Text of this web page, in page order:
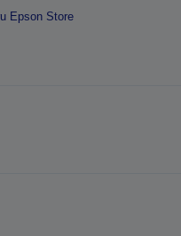
Epson Store